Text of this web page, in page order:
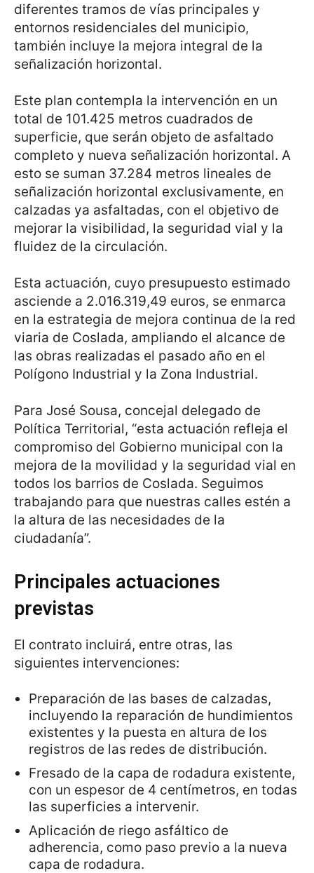
diferentes tramos de vías principales y
entornos residenciales del municipio,
también incluye la mejora integral de la
señalización horizontal.
Este plan contempla la intervención en un
total de 101.425 metros cuadrados de
superficie, que serán objeto de asfaltado
completo y nueva señalización horizontal. A
esto se suman 37.284 metros lineales de
señalización horizontal exclusivamente, en
calzadas ya asfaltadas, con el objetivo de
mejorar la visibilidad, la seguridad vial y la
fluidez de la circulación.
Esta actuación, cuyo presupuesto estimado
asciende a 2.016.319,49 euros, se enmarca
en la estrategia de mejora continua de la red
viaria de Coslada, ampliando el alcance de
las obras realizadas el pasado año en el
Polígono Industrial y la Zona Industrial.
Para José Sousa, concejal delegado de
Política Territorial, “esta actuación refleja el
compromiso del Gobierno municipal con la
mejora de la movilidad y la seguridad vial en
todos los barrios de Coslada. Seguimos
trabajando para que nuestras calles estén a
la altura de las necesidades de la
ciudadanía”.
Principales actuaciones
previstas
El contrato incluirá, entre otras, las
siguientes intervenciones:
Preparación de las bases de calzadas,
incluyendo la reparación de hundimientos
existentes y la puesta en altura de los
registros de las redes de distribución.
Fresado de la capa de rodadura existente,
con un espesor de 4 centímetros, en todas
las superficies a intervenir.
Aplicación de riego asfáltico de
adherencia, como paso previo a la nueva
capa de rodadura.